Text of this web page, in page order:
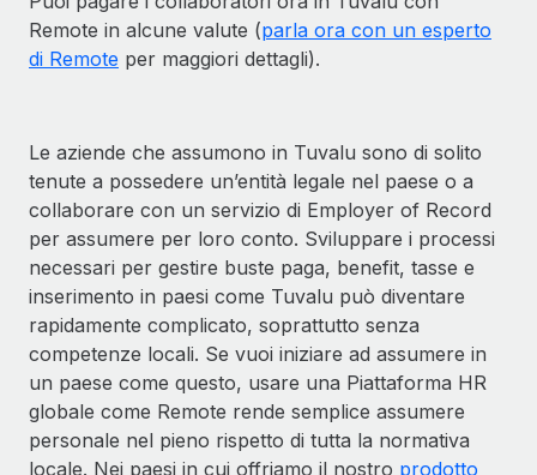
Remote in alcune valute (parla ora con un esperto
di Remote per maggiori dettagli).
Le aziende che assumono in Tuvalu sono di solito
tenute a possedere un’entità legale nel paese o a
collaborare con un servizio di Employer of Record
per assumere per loro conto. Sviluppare i processi
necessari per gestire buste paga, benefit, tasse e
inserimento in paesi come Tuvalu può diventare
rapidamente complicato, soprattutto senza
competenze locali. Se vuoi iniziare ad assumere in
un paese come questo, usare una Piattaforma HR
globale come Remote rende semplice assumere
personale nel pieno rispetto di tutta la normativa
locale. Nei paesi in cui offriamo il nostro prodotto